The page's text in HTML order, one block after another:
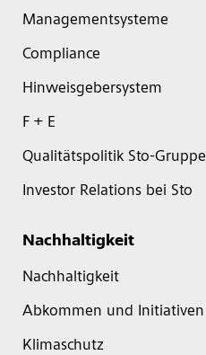
Managementsysteme
Compliance
Hinweisgebersystem
F + E
Qualitätspolitik Sto-Gruppe
Investor Relations bei Sto
Nachhaltigkeit
Nachhaltigkeit
Abkommen und Initiativen
Klimaschutz